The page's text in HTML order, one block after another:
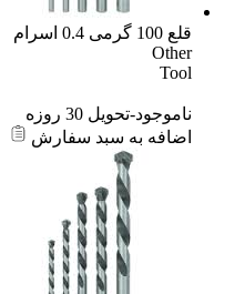
قلع 100 گرمی 0.4 اسرام
Other
Tool
ناموجود-تحویل 30 روزه
اضافه به سبد سفارش